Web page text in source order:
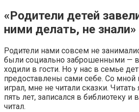
«Родители детей
ними делать, не знали»
Родители нами совсем не
были социально заброшенными —
ходили в гости. Но у нас в семье
предоставлены сами себе. Со мной
играл, мне не читали сказки. Читать
пять лет, записался в библиотеку
читал.